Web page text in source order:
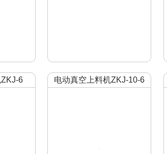
6 电动真空上料机ZKJ-10-6